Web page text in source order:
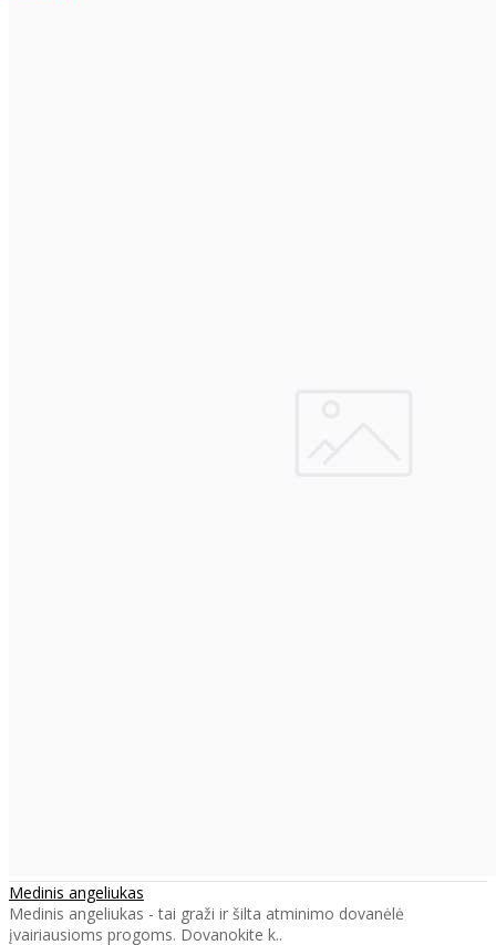
Medinis angeliukas
Medinis angeliukas - tai graži ir šilta atminimo dovanėlė
įvairiausioms progoms. Dovanokite k..